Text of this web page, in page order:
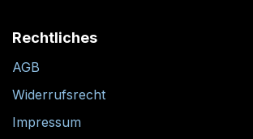
Rechtliches
AGB
Widerrufsrecht
Impressum